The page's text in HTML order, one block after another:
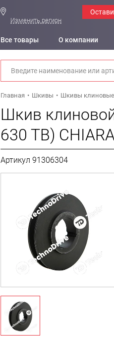
Изменить регион
Все товары О компании
Главная Шкивы Шкивы клиновые
Шкив
630 TB)
Артикул 91306304